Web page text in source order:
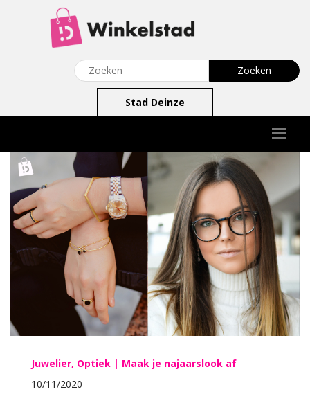
Stad Deinze
Juwelier, Optiek | Maak je najaarslook af
10/11/2020